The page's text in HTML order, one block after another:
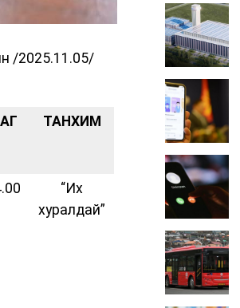
/2025.11.05/
ТАНХИМ
“Их
хуралдай”